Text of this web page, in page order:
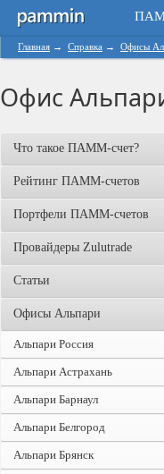
Главная → Справка → Офисы
Офис
Что такое ПАММ-счет?
Рейтинг ПАММ-счетов
Портфели ПАММ-счетов
Провайдеры Zulutrade
Статьи
Офисы Альпари
Альпари Россия
Альпари Астрахань
Альпари Барнаул
Альпари Белгород
Альпари Брянск